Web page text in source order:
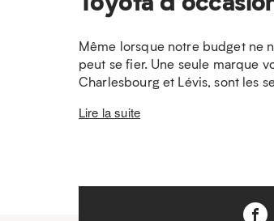
Même lorsque notre budget ne
peut se fier. Une seule marque
Charlesbourg et Lévis, sont les
Lire la suite